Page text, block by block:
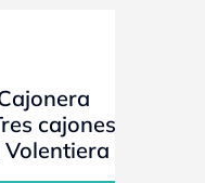
cajones